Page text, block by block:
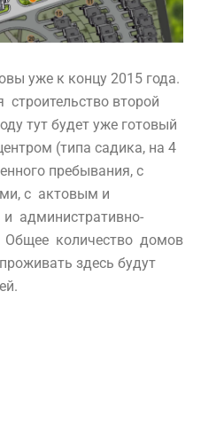
уже к концу 2015 года.
строительство второй
тут будет уже готовый
(типа садика, на 4
пребывания, с
с актовым и
административно-
Общее количество домов
здесь будут